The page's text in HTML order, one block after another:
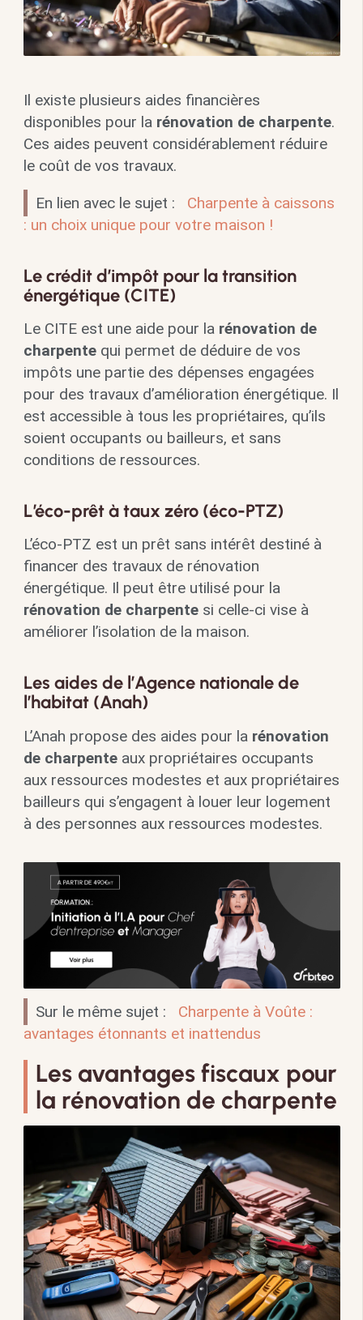
Il existe plusieurs aides financières
disponibles pour la rénovation de charpente.
Ces aides peuvent considérablement réduire
le coût de vos travaux.
En lien avec le sujet :
Charpente à caissons
: un choix unique pour votre maison !
Le crédit d’impôt pour la transition
énergétique (CITE)
Le CITE est une aide pour la rénovation de
charpentequi permet de déduire de vos
impôts une partie des dépenses engagées
pour des travaux d’amélioration énergétique. Il
est accessible à tous les propriétaires, qu’ils
soient occupants ou bailleurs, et sans
conditions de ressources.
L’éco-prêt à taux zéro (éco-PTZ)
L’éco-PTZ est un prêt sans intérêt destiné à
financer des travaux de rénovation
énergétique. Il peut être utilisé pour la
rénovation de charpentesi celle-ci vise à
améliorer l’isolation de la maison.
Les aides de l’Agence nationale de
l’habitat (Anah)
L’Anah propose des aides pour la rénovation
de charpenteaux propriétaires occupants
aux ressources modestes et aux propriétaires
bailleurs qui s’engagent à louer leur logement
à des personnes aux ressources modestes.
Sur le même sujet :
Charpente à Voûte :
avantages étonnants et inattendus
Les avantages fiscaux pour
la rénovation de charpente